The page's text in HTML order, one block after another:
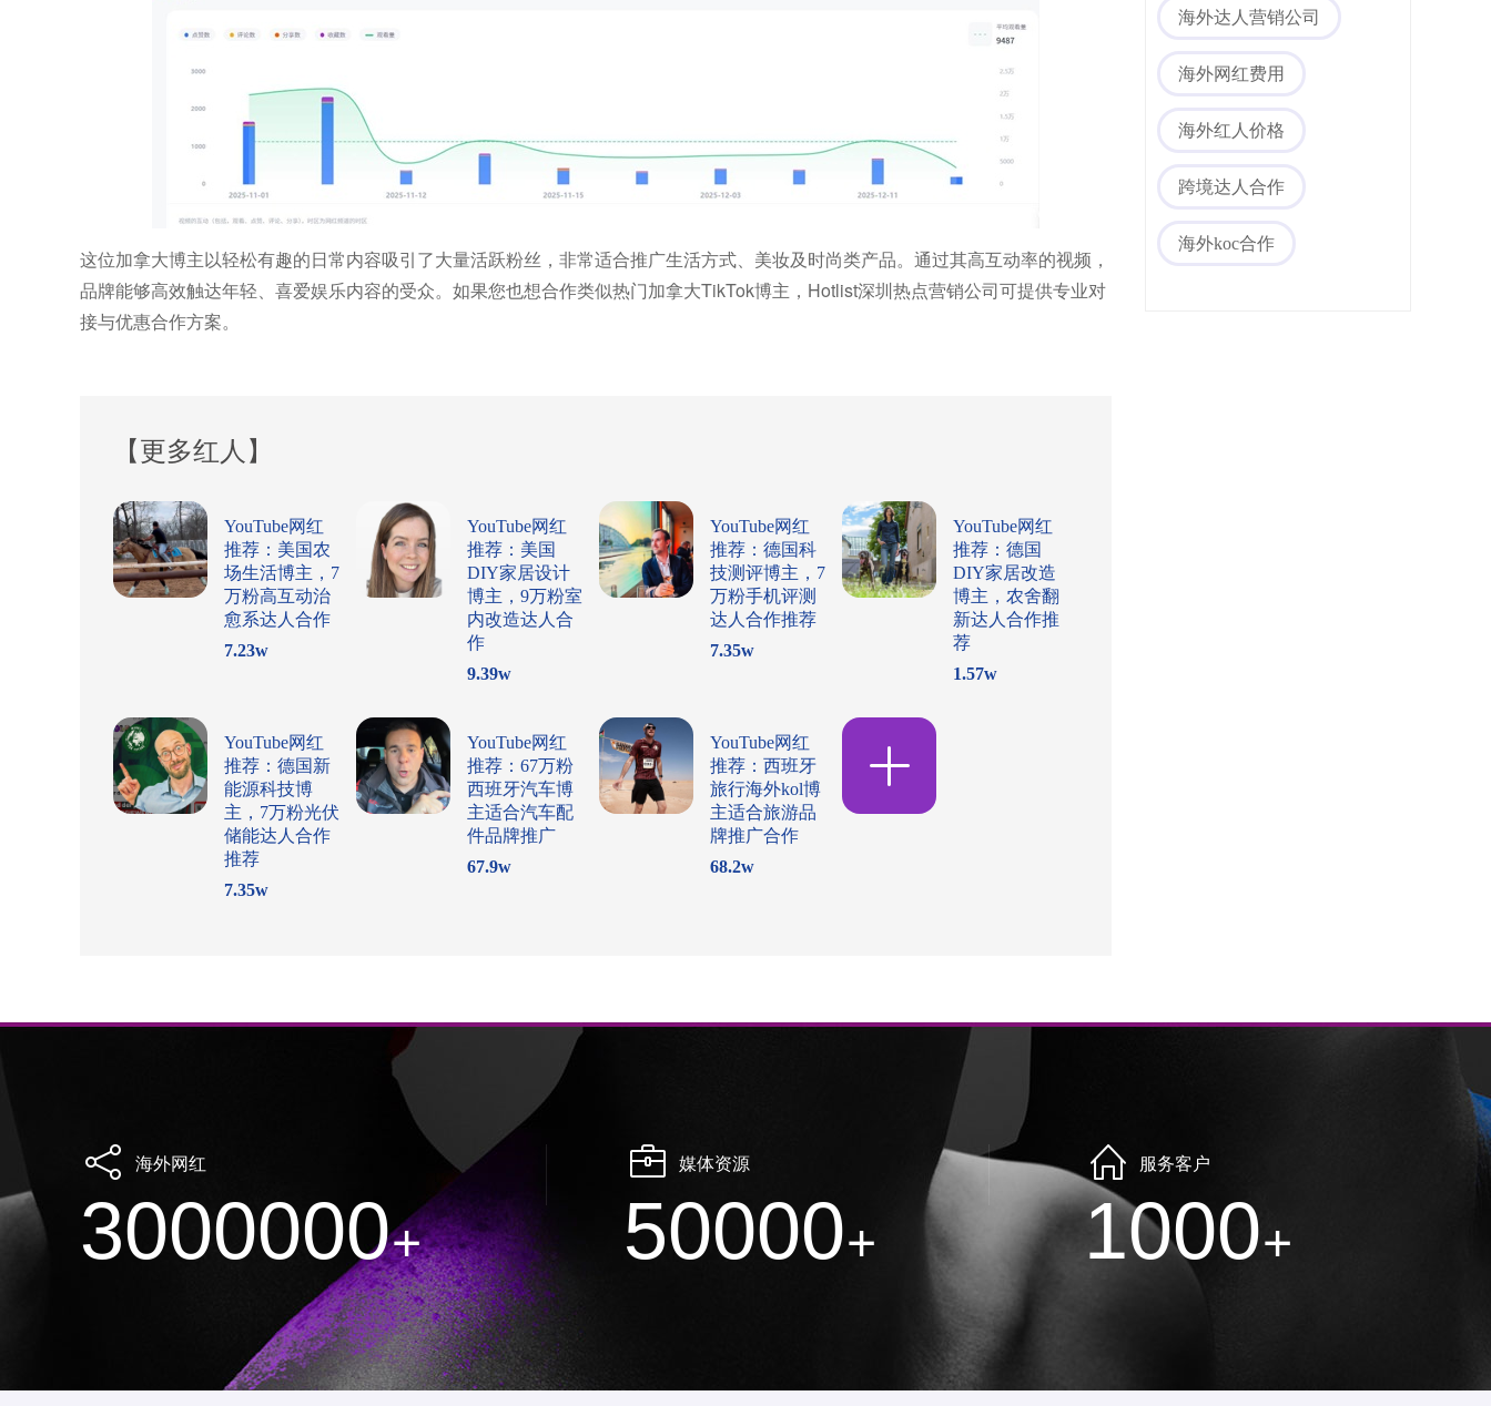
这位加拿大博主以轻松有趣的日常内容吸引了大量活跃粉丝，非常适合推广生活方式、美妆及时尚类产品。通过其高互动率的视频，
品牌能够高效触达年轻、喜爱娱乐内容的受众。如果您也想合作类似热门加拿大TikTok博主，Hotlist深圳热点营销公司可提供专业对
接与优惠合作方案。
【更多红人】
YouTube网红
推荐：美国农
场生活博主，7
万粉高互动治
愈系达人合作
7.23w
YouTube网红
推荐：美国
DIY家居设计
博主，9万粉室
内改造达人合
作
9.39w
YouTube网红
推荐：德国科
技测评博主，7
万粉手机评测
达人合作推荐
7.35w
YouTube网红
推荐：德国
DIY家居改造
博主，农舍翻
新达人合作推
荐
1.57w
YouTube网红
推荐：德国新
能源科技博
主，7万粉光伏
储能达人合作
推荐
7.35w
YouTube网红
推荐：67万粉
西班牙汽车博
主适合汽车配
件品牌推广
67.9w
YouTube网红
推荐：西班牙
旅行海外kol博
主适合旅游品
牌推广合作
68.2w
海外达人营销公司
海外网红费用
海外红人价格
跨境达人合作
海外koc合作
海外网红
3000000+
媒体资源
50000+
服务客户
1000+